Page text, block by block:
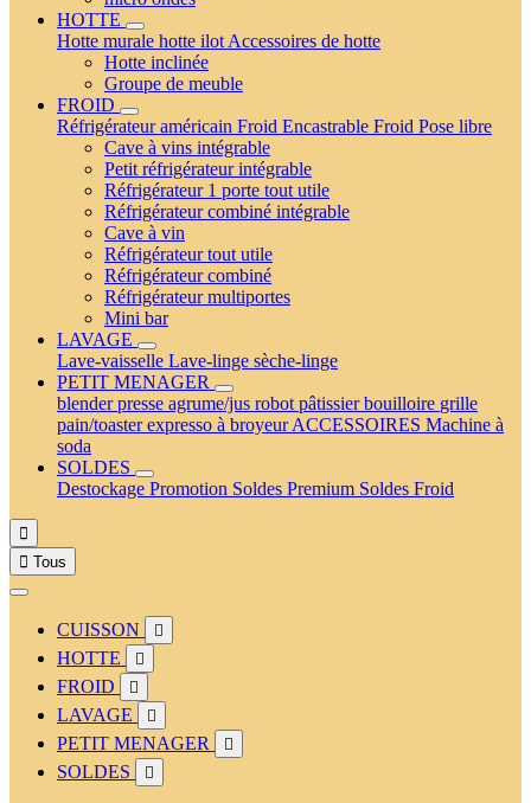
HOTTE
Hotte murale hotte ilot Accessoires de hotte
Hotte inclinée
Groupe de meuble
FROID
Réfrigérateur américain Froid Encastrable Froid Pose libre
Cave à vins intégrable
Petit réfrigérateur intégrable
Réfrigérateur 1 porte tout utile
Réfrigérateur combiné intégrable
Cave à vin
Réfrigérateur tout utile
Réfrigérateur combiné
Réfrigérateur multiportes
Mini bar
LAVAGE
Lave-vaisselle Lave-linge sèche-linge
PETIT MENAGER
blenderpresse agrume/jus robot pâtissierbouilloire grille
pain/toasterexpresso à broyeurACCESSOIRES Machine à
soda
SOLDES
Destockage Promotion Soldes Premium Soldes Froid

 Tous
CUISSON 
HOTTE 
FROID 
LAVAGE 
PETIT MENAGER 
SOLDES 